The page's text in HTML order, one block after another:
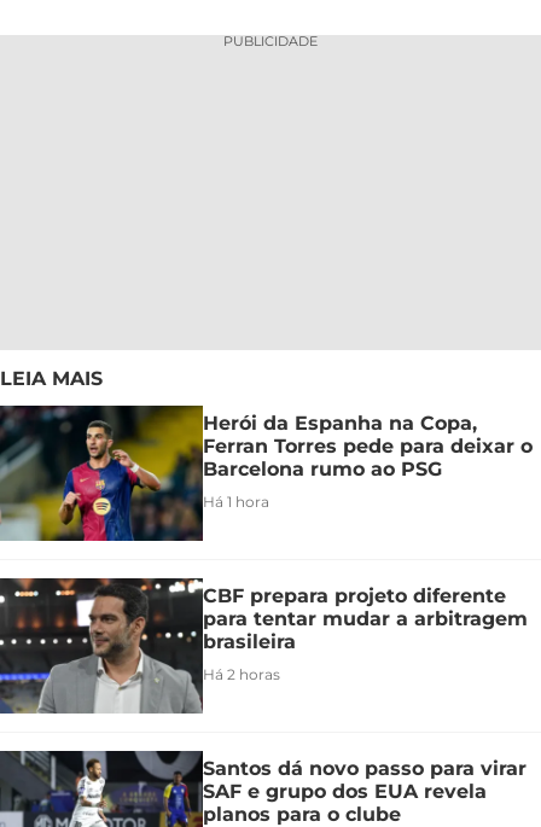
PUBLICIDADE
LEIA MAIS
Herói da Espanha na Copa,
Ferran Torres pede para deixar o
Barcelona rumo ao PSG
Há 1 hora
CBF prepara projeto diferente
para tentar mudar a arbitragem
brasileira
Há 2 horas
Santos dá novo passo para virar
SAF e grupo dos EUA revela
planos para o clube